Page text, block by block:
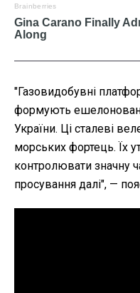
"Газовидобувні
формують
України. Ці сталеві
морських фортець. Їх
контролювати значну
просування далі", —